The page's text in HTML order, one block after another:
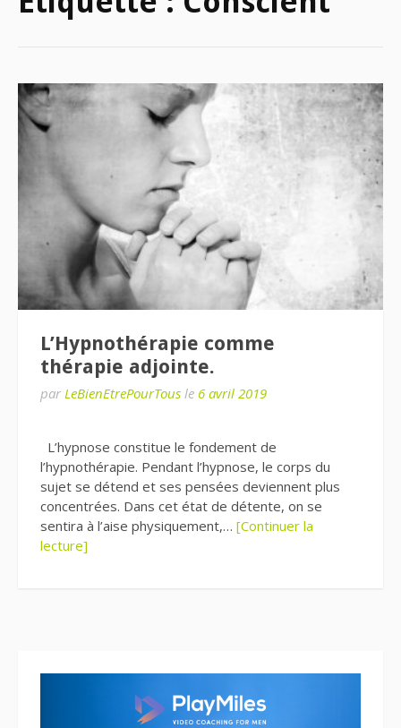
L’Hypnothérapie comme
thérapie adjointe.
par LeBienEtrePourTous le 6 avril 2019
L’hypnose constitue le fondement de
l’hypnothérapie. Pendant l’hypnose, le corps du
sujet se détend et ses pensées deviennent plus
concentrées. Dans cet état de détente, on se
sentira à l’aise physiquement,… [Continuer la
lecture]